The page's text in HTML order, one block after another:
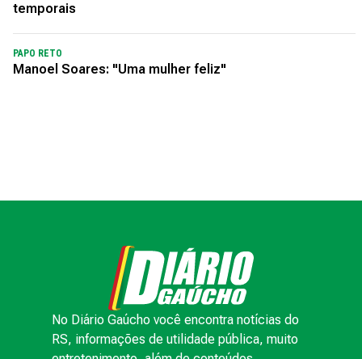
temporais
PAPO RETO
Manoel Soares: "Uma mulher feliz"
No Diário Gaúcho você encontra notícias do
RS, informações de utilidade pública, muito